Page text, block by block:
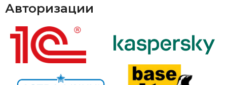
Авторизации